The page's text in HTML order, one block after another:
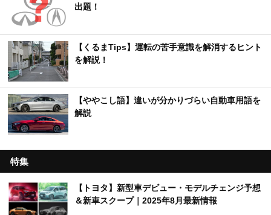
出題！
【くるまTips】運転の苦手意識を解消するヒント
を解説！
【ややこし語】違いが分かりづらい自動車用語を
解説
特集
【トヨタ】新型車デビュー・モデルチェンジ予想
＆新車スクープ｜2025年8月最新情報